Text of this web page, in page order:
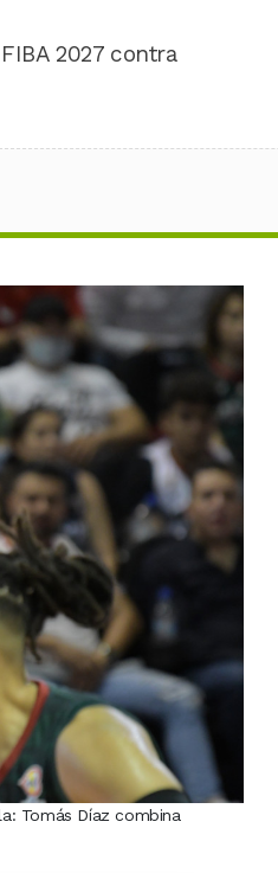
2027 contra
Tomás Díaz combina